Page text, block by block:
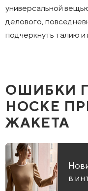
универсальной
делового,
подчеркнуть талию и
ОШИБКИ
НОСКЕ
ЖАКЕТА
в